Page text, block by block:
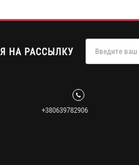
НА РАССЫЛКУ
+380639782906